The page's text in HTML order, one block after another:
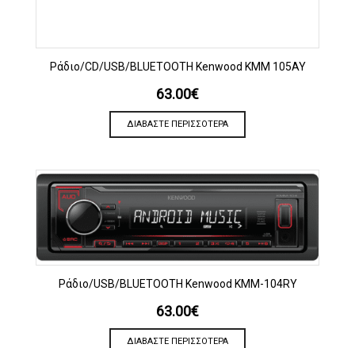
Ράδιο/CD/USB/BLUETOOTH Kenwood KMM 105AY
63.00€
ΔΙΑΒΆΣΤΕ ΠΕΡΙΣΣΌΤΕΡΑ
Ράδιο/USB/BLUETOOTH Kenwood KMM-104RY
63.00€
ΔΙΑΒΆΣΤΕ ΠΕΡΙΣΣΌΤΕΡΑ